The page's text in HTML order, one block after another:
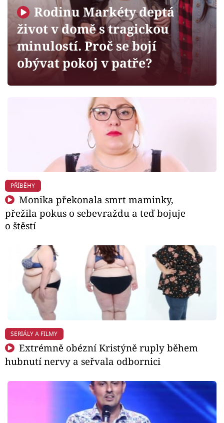
Sledujte prima+
Filmový festival Karlovy Vary
Sledujte nás
Rodinu Markéty deptá
život v domě s tragickou
minulostí. Proč se bojí
obývat pokoj v patře?
PŘÍBĚHY
Monika překonala smrt maminky,
přežila pokus o sebevraždu a teď bojuje
o štěstí
SERIÁLY A FILMY
Extrémně obézní Kristýně ruply během
hubnutí nervy a seřvala odbornici